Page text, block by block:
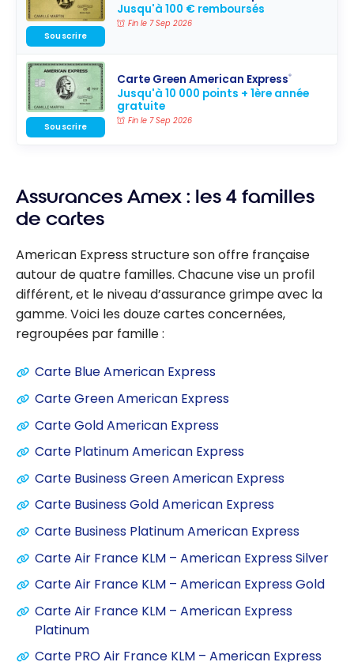
Jusqu'à 100 € remboursés
Fin le 7 Sep 2026
Souscrire
Carte Green American Express®
Jusqu'à 10 000 points + 1ère année
gratuite
Fin le 7 Sep 2026
Souscrire
Assurances Amex : les 4 familles
de cartes
American Express structure son offre française
autour de quatre familles. Chacune vise un profil
différent, et le niveau d’assurance grimpe avec la
gamme. Voici les douze cartes concernées,
regroupées par famille :
Carte Blue American Express
Carte Green American Express
Carte Gold American Express
Carte Platinum American Express
Carte Business Green American Express
Carte Business Gold American Express
Carte Business Platinum American Express
Carte Air France KLM – American Express Silver
Carte Air France KLM – American Express Gold
Carte Air France KLM – American Express
Platinum
Carte PRO Air France KLM – American Express